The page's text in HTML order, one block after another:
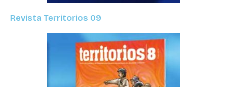
Revista Territorios 09